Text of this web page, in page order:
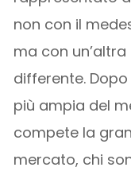
non con il
ma con
differente.
più ampia del
compete la
mercato, chi